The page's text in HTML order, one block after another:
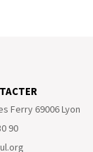
Ferry 69006 Lyon
90